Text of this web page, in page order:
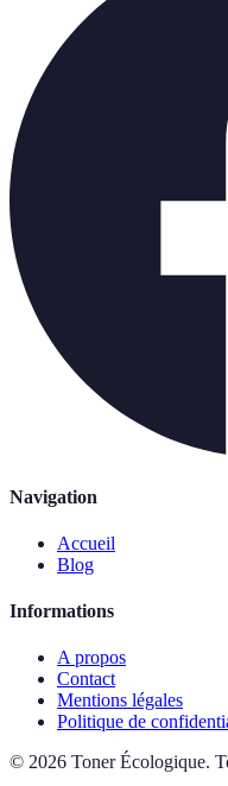
Navigation
Accueil
Blog
Informations
A propos
Contact
Mentions légales
Politique de
© 2026 Toner Écologique.